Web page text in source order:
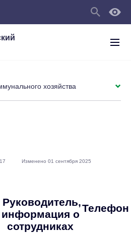
Руководитель,
информация о
сотрудниках
Телефон
хозяйства
Изменено 01 сентября 2025